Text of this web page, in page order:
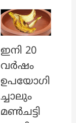
ഇനി 20
വർഷം
ഉപയോഗി
ച്ചാലും
മൺചട്ടി